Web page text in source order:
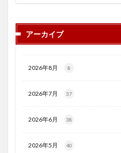
アーカイブ
2026年8月 8
2026年7月 37
2026年6月 38
2026年5月 40